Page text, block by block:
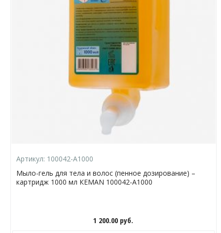
Артикул: 100042-А1000
Мыло-гель для тела и волос (пенное дозирование) –
картридж 1000 мл КЕМАN 100042-А1000
1 200.00 руб.